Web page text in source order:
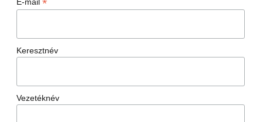
*
Keresztnév
Vezetéknév